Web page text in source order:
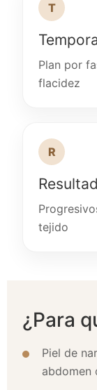
T
Plan por
flacidez
R
tejido
¿Para
Piel de
abdomen